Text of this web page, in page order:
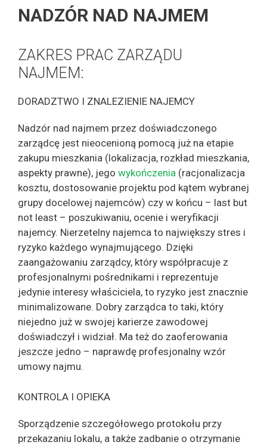
NADZÓR NAD NAJMEM
ZAKRES PRAC ZARZĄDU
NAJMEM:
DORADZTWO I ZNALEZIENIE NAJEMCY
Nadzór nad najmem przez doświadczonego
zarządcę jest nieocenioną pomocą już na etapie
zakupu mieszkania (lokalizacja, rozkład mieszkania,
aspekty prawne), jego wykończenia (racjonalizacja
kosztu, dostosowanie projektu pod kątem wybranej
grupy docelowej najemców) czy w końcu – last but
not least – poszukiwaniu, ocenie i weryfikacji
najemcy. Nierzetelny najemca to największy stres i
ryzyko każdego wynajmującego. Dzięki
zaangażowaniu zarządcy, który współpracuje z
profesjonalnymi pośrednikami i reprezentuje
jedynie interesy właściciela, to ryzyko jest znacznie
minimalizowane. Dobry zarządca to taki, który
niejedno już w swojej karierze zawodowej
doświadczył i widział. Ma też do zaoferowania
jeszcze jedno – naprawdę profesjonalny wzór
umowy najmu.
KONTROLA I OPIEKA
Sporządzenie szczegółowego protokołu przy
przekazaniu lokalu, a także zadbanie o otrzymanie